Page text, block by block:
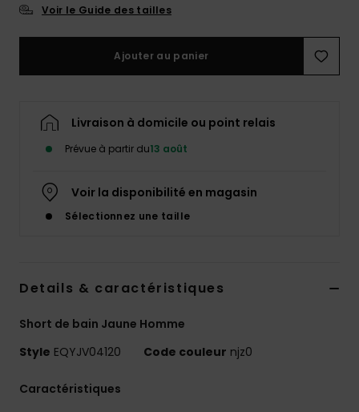
Voir le Guide des tailles
Ajouter au panier
Livraison à domicile ou point relais
Prévue à partir du13 août
Voir la disponibilité en magasin
Sélectionnez une taille
Details & caractéristiques
Short de bain Jaune Homme
Style EQYJV04120 Code couleur njz0
Caractéristiques